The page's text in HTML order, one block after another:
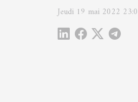
Jeudi 19 mai 2022